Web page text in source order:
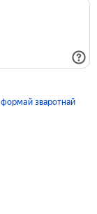
формай зваротнай